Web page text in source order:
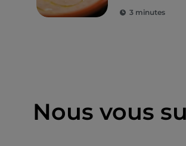
3 minutes
Nous vous